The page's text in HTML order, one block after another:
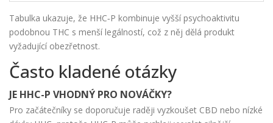
Tabulka ukazuje, že HHC‑P kombinuje vyšší psychoaktivitu
podobnou THC s menší legálností, což z něj dělá produkt
vyžadující obezřetnost.
Často kladené otázky
JE HHC-P VHODNÝ PRO NOVÁČKY?
Pro začátečníky se doporučuje raději vyzkoušet CBD nebo nízké